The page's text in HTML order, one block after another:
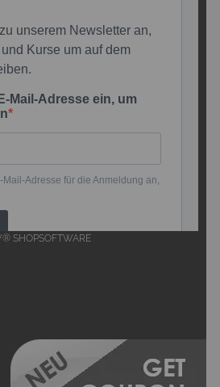
SHOPSOFTWARE